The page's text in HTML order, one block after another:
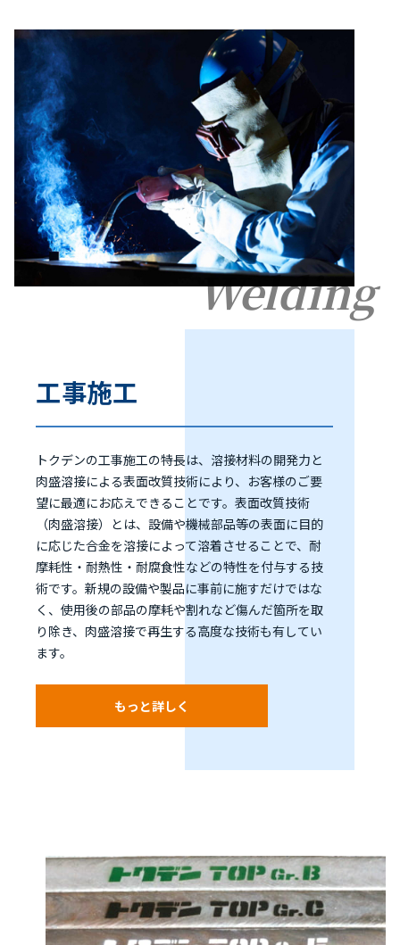
Welding
工事施工
トクデンの工事施工の特長は、溶接材料の開発力と
肉盛溶接による表面改質技術により、お客様のご要
望に最適にお応えできることです。表面改質技術
（肉盛溶接）とは、設備や機械部品等の表面に目的
に応じた合金を溶接によって溶着させることで、耐
摩耗性・耐熱性・耐腐食性などの特性を付与する技
術です。新規の設備や製品に事前に施すだけではな
く、使用後の部品の摩耗や割れなど傷んだ箇所を取
り除き、肉盛溶接で再生する高度な技術も有してい
ます。
もっと詳しく